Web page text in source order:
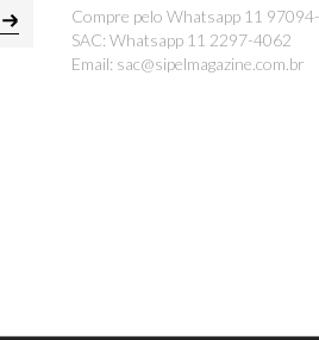
Compre pelo Whatsapp 11
SAC: Whatsapp 11 2297-4062
Email: sac@sipelmagazine.com.br